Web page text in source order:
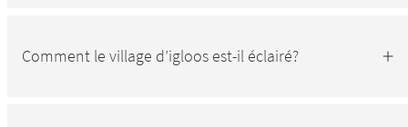
Comment le village d’igloos est-il éclairé?